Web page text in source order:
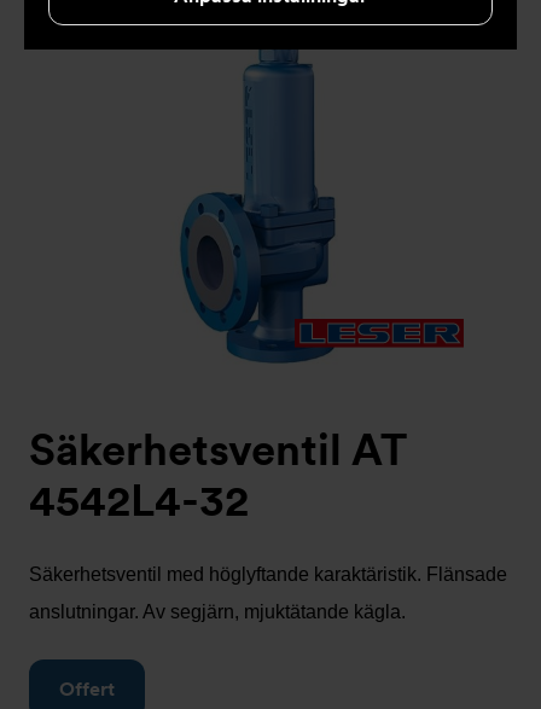
Säkerhetsventil AT
4542L4-32
Säkerhetsventil med höglyftande karaktäristik. Flänsade
anslutningar. Av segjärn, mjuktätande kägla.
Offert